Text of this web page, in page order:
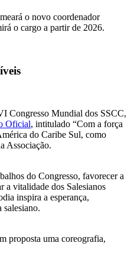
o novo coordenador
o cargo a partir de 2026.
Congresso Mundial dos SSCC,
Oficial, intitulado “Com a força
do Caribe Sul, como
Associação.
do Congresso, favorecer a
a vitalidade dos Salesianos
inspira a esperança,
salesiano.
proposta uma coreografia,